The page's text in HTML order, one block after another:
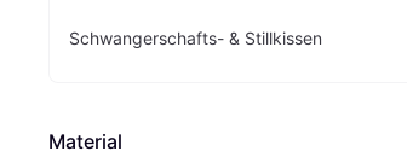
Schwangerschafts- & Stillkissen
Material